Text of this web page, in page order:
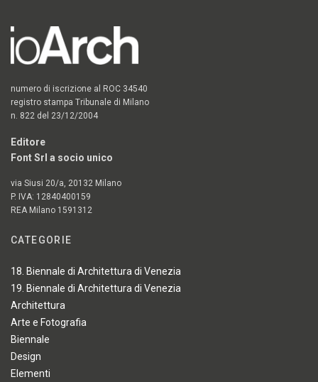
numero di iscrizione al ROC 34540
registro stampa Tribunale di Milano
n. 822 del 23/12/2004
Editore
Font Srl a socio unico
via Siusi 20/a, 20132 Milano
P. IVA: 12840400159
REA Milano 1591312
CATEGORIE
18. Biennale di Architettura di Venezia
19. Biennale di Architettura di Venezia
Architettura
Arte e Fotografia
Biennale
Design
Elementi